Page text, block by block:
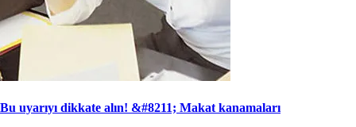
Bu uyarıyı dikkate alın! &#8211; Makat kanamaları